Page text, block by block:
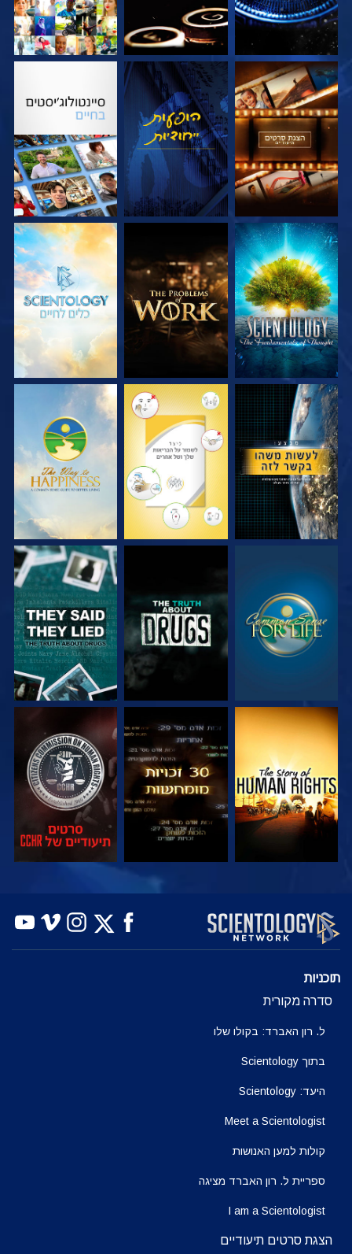
בדוק את הסדרה צפה בדוק את הסדרה
בדוק את הסדרה בדוק את הסדרה בדוק את הסדרה
צפה צפה
צפה צפה צפה
צפה צפה צפה
צפה בדוק את הסדרה
תוכניות
סדרה מקורית
ל. רון האברד: בקולו שלו
בתוך Scientology
היעד: Scientology
Meet a Scientologist
קולות למען האנושות
ספריית ל. רון האברד מציגה
I am a Scientologist
הצגת סרטים תיעודיים